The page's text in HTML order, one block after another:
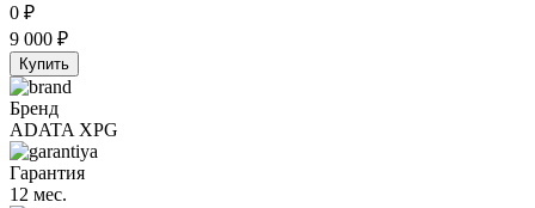
0 ₽
9 000 ₽
Купить
Бренд
ADATA XPG
Гарантия
12 мес.